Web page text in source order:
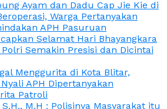
Ayam dan Dadu Cap Jie Kie di
Warga Pertanyakan
APH Pasuruan
Selamat Hari Bhayangkara
Semakin Presisi dan Dicintai
Menggurita di Kota Blitar,
APH Dipertanyakan
Patroli
M.H : Polisinya Masyarakat itu